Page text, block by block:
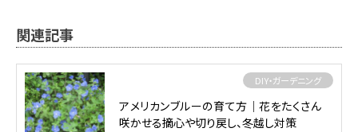
関連記事
DIY・ガーデニング
アメリカンブルーの育て方｜花をたくさん
咲かせる摘心や切り戻し、冬越し対策